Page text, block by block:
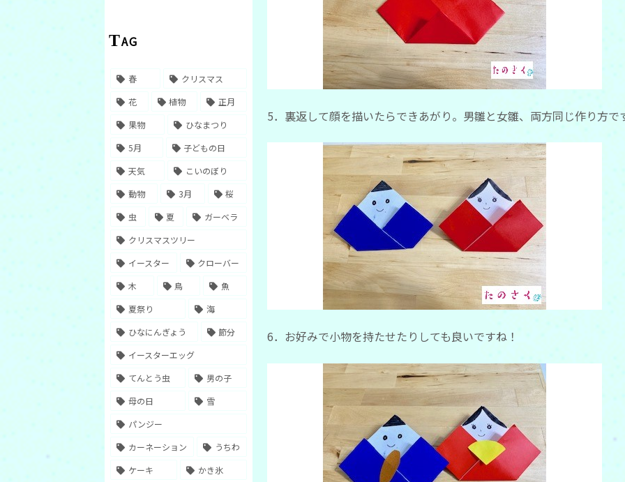
5．裏返して顔を描いたらできあがり。男雛と女雛、両方同じ作り方で
6．お好みで小物を持たせたりしても良いですね！
TAG
春
クリスマス
花
植物
正月
果物
ひなまつり
5月
子どもの日
天気
こいのぼり
動物
3月
桜
虫
夏
ガーベラ
クリスマスツリー
イースター
クローバー
木
鳥
魚
夏祭り
海
ひなにんぎょう
節分
イースターエッグ
てんとう虫
男の子
母の日
雪
パンジー
カーネーション
うちわ
ケーキ
かき氷